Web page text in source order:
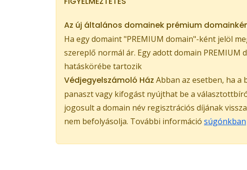
Az új általános domainek prémium
Ha egy domaint "PREMIUM domain"-ként jelöl
szereplő normál ár. Egy adott domain
hatáskörébe tartozik
Védjegyelszámoló Ház Abban az esetben, ha a
panaszt vagy kifogást nyújthat be a
jogosult a domain név regisztrációs díjának
nem befolyásolja. További információ súgónkban